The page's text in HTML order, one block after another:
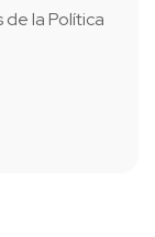
de laPolítica